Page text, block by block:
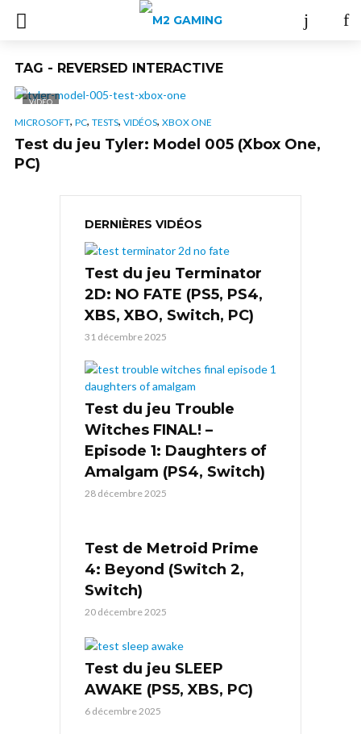
TAG - REVERSED INTERACTIVE
VIDÉO
MICROSOFT, PC, TESTS, VIDÉOS, XBOX ONE
Test du jeu Tyler: Model 005 (Xbox One,
PC)
DERNIÈRES VIDÉOS
Test du jeu Terminator
2D: NO FATE (PS5, PS4,
XBS, XBO, Switch, PC)
31 décembre 2025
Test du jeu Trouble
Witches FINAL! –
Episode 1: Daughters of
Amalgam (PS4, Switch)
28 décembre 2025
Test de Metroid Prime
4: Beyond (Switch 2,
Switch)
20 décembre 2025
Test du jeu SLEEP
AWAKE (PS5, XBS, PC)
6 décembre 2025